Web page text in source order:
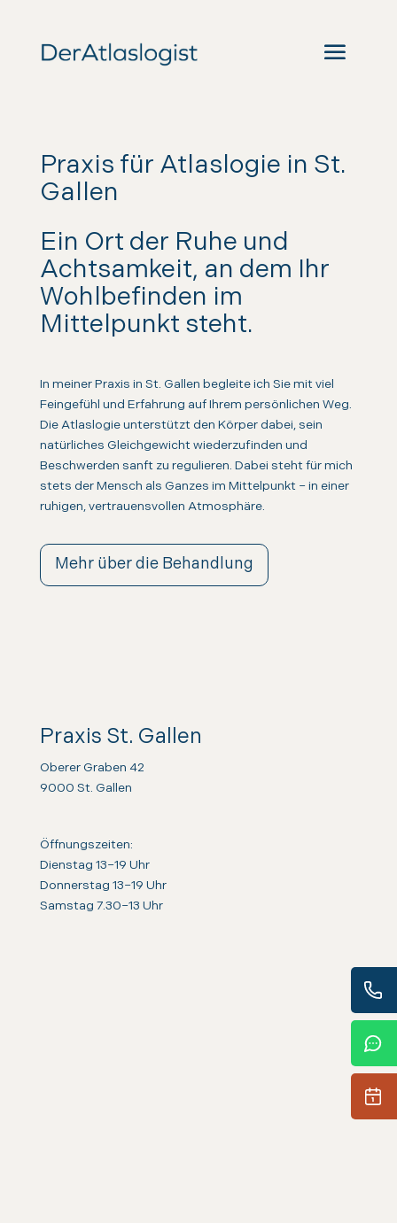
Praxis für Atlaslogie in St.
Gallen
Ein Ort der Ruhe und
Achtsamkeit, an dem Ihr
Wohlbefinden im
Mittelpunkt steht.
In meiner Praxis in St. Gallen begleite ich Sie mit viel
Feingefühl und Erfahrung auf Ihrem persönlichen Weg.
Die Atlaslogie unterstützt den Körper dabei, sein
natürliches Gleichgewicht wiederzufinden und
Beschwerden sanft zu regulieren. Dabei steht für mich
stets der Mensch als Ganzes im Mittelpunkt – in einer
ruhigen, vertrauensvollen Atmosphäre.
Mehr über die Behandlung
Praxis St. Gallen
Oberer Graben 42
9000 St. Gallen
Öffnungszeiten:
Dienstag 13–19 Uhr
Donnerstag 13–19 Uhr
Samstag 7.30–13 Uhr